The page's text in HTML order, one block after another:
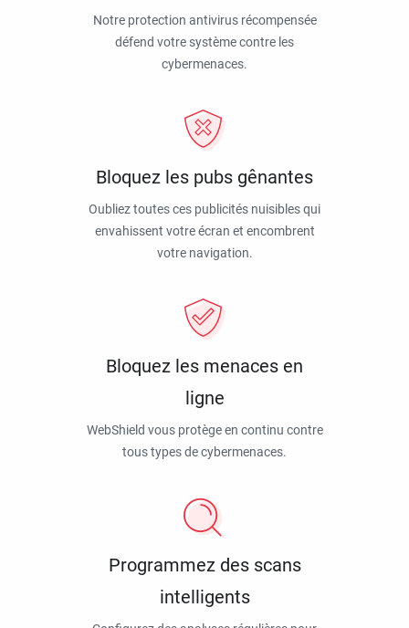
Notre protection antivirus récompensée
défend votre système contre les
cybermenaces.
Bloquez les pubs gênantes
Oubliez toutes ces publicités nuisibles qui
envahissent votre écran et encombrent
votre navigation.
Bloquez les menaces en
ligne
WebShield vous protège en continu contre
tous types de cybermenaces.
Programmez des scans
intelligents